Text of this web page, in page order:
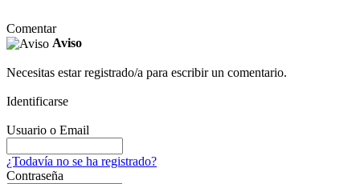
Comentar
Aviso
Necesitas estar registrado/a para escribir un comentario.
Identificarse
Usuario o Email
¿Todavía no se ha registrado?
Contraseña